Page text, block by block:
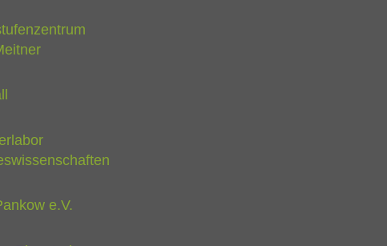
e.V.